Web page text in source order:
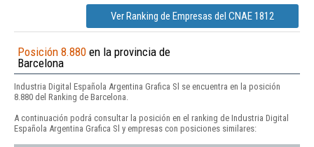
Ver Ranking de Empresas del CNAE 1812
Posición 8.880 en la provincia de
Barcelona
Industria Digital Española Argentina Grafica Sl se encuentra en la posición
8.880 del Ranking de Barcelona.
A continuación podrá consultar la posición en el ranking de Industria Digital
Española Argentina Grafica Sl y empresas con posiciones similares: